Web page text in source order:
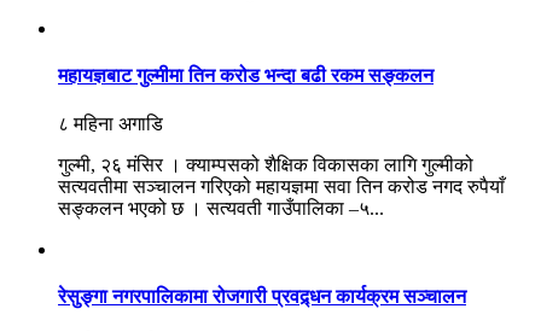
महायज्ञबाट गुल्मीमा तिन करोड भन्दा बढी रकम सङ्कलन
८ महिना अगाडि
गुल्मी, २६ मंसिर । क्याम्पसको शैक्षिक विकासका लागि गुल्मीको
सत्यवतीमा सञ्चालन गरिएको महायज्ञमा सवा तिन करोड नगद रुपैयाँ
सङ्कलन भएको छ । सत्यवती गाउँपालिका –५...
रेसुङ्गा नगरपालिकामा रोजगारी प्रवद्र्धन कार्यक्रम सञ्चालन